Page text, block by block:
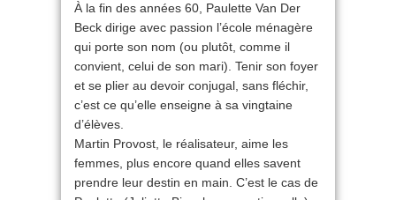
À la fin des années 60, Paulette Van Der
Beck dirige avec passion l’école ménagère
qui porte son nom (ou plutôt, comme il
convient, celui de son mari). Tenir son foyer
et se plier au devoir conjugal, sans fléchir,
c’est ce qu’elle enseigne à sa vingtaine
d’élèves.
Martin Provost, le réalisateur, aime les
femmes, plus encore quand elles savent
prendre leur destin en main. C’est le cas de